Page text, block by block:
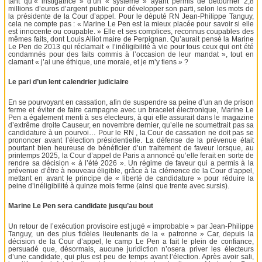
millions d’euros d’argent public pour développer son parti, selon les mots de
la présidente de la Cour d’appel. Pour le député RN Jean-Philippe Tanguy,
cela ne compte pas : « Marine Le Pen est la mieux placée pour savoir si elle
est innocente ou coupable. » Elle et ses complices, reconnus coupables des
mêmes faits, dont Louis Alliot maire de Perpignan. Qu’aurait pensé la Marine
Le Pen de 2013 qui réclamait « l’inéligibilité à vie pour tous ceux qui ont été
condamnés pour des faits commis à l’occasion de leur mandat », tout en
clamant « j’ai une éthique, une morale, et je m’y tiens » ?
Le pari d’un lent calendrier judiciaire
En se pourvoyant en cassation, afin de suspendre sa peine d’un an de prison
ferme et éviter de faire campagne avec un bracelet électronique, Marine Le
Pen a également menti à ses électeurs, à qui elle assurait dans le magazine
d’extrême droite Causeur, en novembre dernier, qu’elle ne soumettrait pas sa
candidature à un pourvoi… Pour le RN , la Cour de cassation ne doit pas se
prononcer avant l’élection présidentielle. La défense de la prévenue était
pourtant bien heureuse de bénéficier d’un traitement de faveur lorsque, au
printemps 2025, la Cour d’appel de Paris a annoncé qu’elle ferait en sorte de
rendre sa décision « à l’été 2026 ». Un régime de faveur qui a permis à la
prévenue d’être à nouveau éligible, grâce à la clémence de la Cour d’appel,
mettant en avant le principe de « liberté de candidature » pour réduire la
peine d’inéligibilité à quinze mois ferme (ainsi que trente avec sursis).
Marine Le Pen sera candidate jusqu’au bout
Un retour de l’exécution provisoire est jugé « improbable » par Jean-Philippe
Tanguy, un des plus fidèles lieutenants de la « patronne » Car, depuis la
décision de la Cour d’appel, le camp Le Pen a fait le plein de confiance,
persuadé que, désormais, aucune juridiction n’osera priver les électeurs
d’une candidate, qui plus est peu de temps avant l’élection. Après avoir sali,